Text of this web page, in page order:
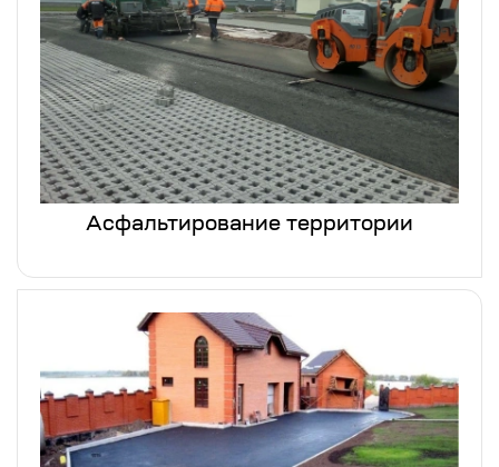
Асфальтирование территории